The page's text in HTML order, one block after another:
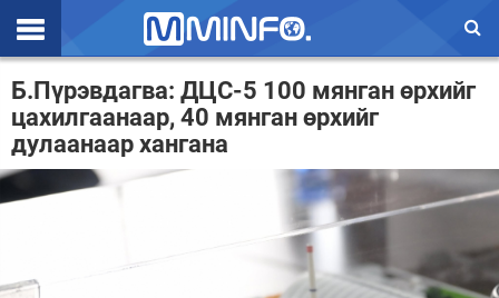
Эхлэл
Цаг агаар
Валют ханш
Б.Пүрэвдагва: ДЦС-5 100 мянган өрхийг
цахилгаанаар, 40 мянган өрхийг
дулаанаар хангана